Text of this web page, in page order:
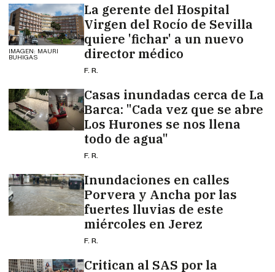
IMAGEN: MAURI
BUHIGAS
La gerente del Hospital
Virgen del Rocío de Sevilla
quiere 'fichar' a un nuevo
director médico
F. R.
Casas inundadas cerca de La
Barca: "Cada vez que se abre
Los Hurones se nos llena
todo de agua"
F. R.
Inundaciones en calles
Porvera y Ancha por las
fuertes lluvias de este
miércoles en Jerez
F. R.
Critican al SAS por la